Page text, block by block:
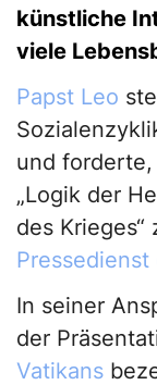
künstliche
viele
Papst Leo
und
„Logik der
des
Pressedienst
In seiner
der
Vatikans